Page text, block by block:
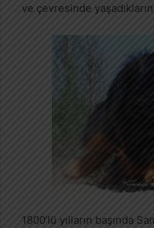
ve çevresinde
1800’lü yılların başında